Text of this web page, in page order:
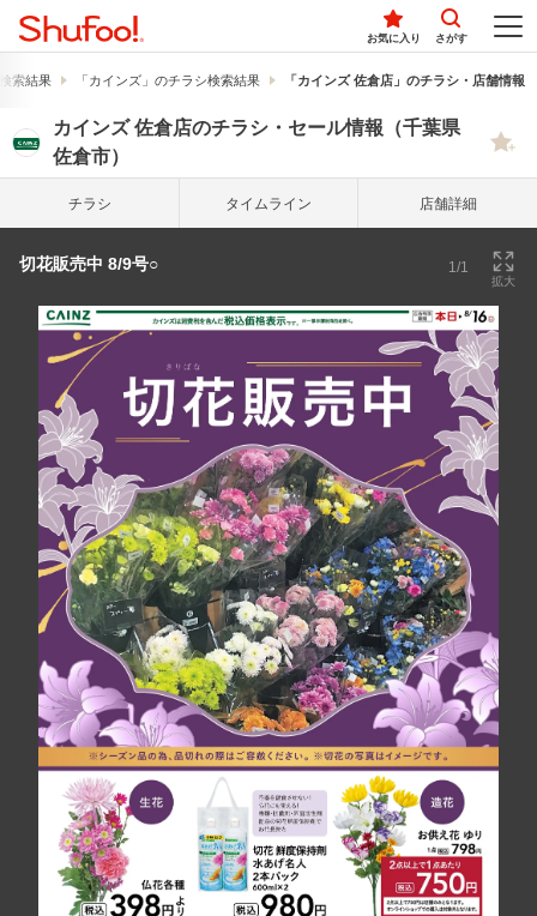
お気に入り さがす
索結果 「カインズ」のチラシ検索結果 「カインズ 佐倉店」のチラシ・店舗情報
カインズ 佐倉店のチラシ・セール情報（千葉県
佐倉市）
チラシ タイム ライン 店舗詳細
切花販売中 8/9号○ 1/1
拡大